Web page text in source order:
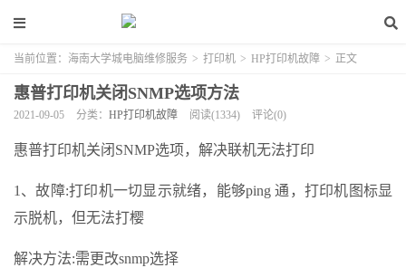
当前位置： 海南大学城电脑维修服务 > 打印机 > HP打印机故障 > 正文
惠普打印机关闭SNMP选项方法
2021-09-05 分类： HP打印机故障 阅读(1334) 评论(0)
惠普打印机关闭SNMP选项，解决联机无法打印
1、故障:打印机一切显示就绪，能够ping 通，打印机图标显
示脱机，但无法打樱
解决方法:需更改snmp选择